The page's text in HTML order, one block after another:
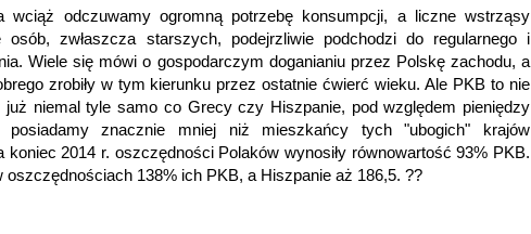
wciąż odczuwamy ogromną potrzebę konsumpcji, a liczne wstrząsy
osób, zwłaszcza starszych, podejrzliwie podchodzi do regularnego i
Wiele się mówi o gospodarczym doganianiu przez Polskę zachodu, a
zrobiły w tym kierunku przez ostatnie ćwierć wieku. Ale PKB to nie
niemal tyle samo co Grecy czy Hiszpanie, pod względem pieniędzy
posiadamy znacznie mniej niż mieszkańcy tych "ubogich" krajów
koniec 2014 r. oszczędności Polaków wynosiły równowartość 93% PKB.
oszczędnościach 138% ich PKB, a Hiszpanie aż 186,5. ??